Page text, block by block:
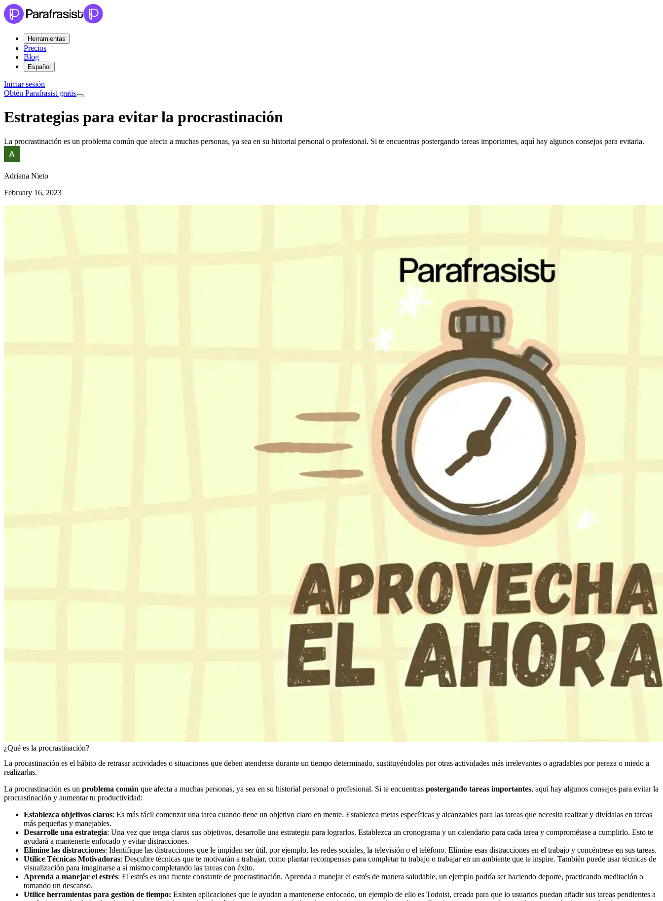
Herramientas
Precios
Blog
Español
Iniciar sesión
Obtén Parafrasist gratis
Estrategias para evitar la procrastinación
La procrastinación es un problema común que afecta a muchas personas, ya sea en su historial personal o profesional. Si te encuentras postergando tareas importantes, aquí hay algunos consejos para evitarla.
Adriana Nieto
February 16, 2023
¿Qué es la procrastinación?
La procastinación es el hábito de retrasar actividades o situaciones que deben atenderse durante un tiempo determinado, sustituyéndolas por otras actividades más irrelevantes o agradables por pereza o miedo a
realizarlas.
La procrastinación es un problema común que afecta a muchas personas, ya sea en su historial personal o profesional. Si te encuentras postergando tareas importantes, aquí hay algunos consejos para evitar la
procrastinación y aumentar tu productividad:
Establezca objetivos claros: Es más fácil comenzar una tarea cuando tiene un objetivo claro en mente. Establezca metas específicas y alcanzables para las tareas que necesita realizar y divídalas en tareas
más pequeñas y manejables.
Desarrolle una estrategia: Una vez que tenga claros sus objetivos, desarrolle una estrategia para lograrlos. Establezca un cronograma y un calendario para cada tarea y comprométase a cumplirlo. Esto te
ayudará a mantenerte enfocado y evitar distracciones.
Elimine las distracciones: Identifique las distracciones que le impiden ser útil, por ejemplo, las redes sociales, la televisión o el teléfono. Elimine esas distracciones en el trabajo y concéntrese en sus tareas.
Utilice Técnicas Motivadoras: Descubre técnicas que te motivarán a trabajar, como plantar recompensas para completar tu trabajo o trabajar en un ambiente que te inspire. También puede usar técnicas de
visualización para imaginarse a sí mismo completando las tareas con éxito.
Aprenda a manejar el estrés: El estrés es una fuente constante de procrastinación. Aprenda a manejar el estrés de manera saludable, un ejemplo podría ser haciendo deporte, practicando meditación o
tomando un descanso.
Utilice herramientas para gestión de tiempo: Existen aplicaciones que le ayudan a mantenerse enfocado, un ejemplo de ello es Todoist, creada para que lo usuarios puedan añadir sus tareas pendientes a